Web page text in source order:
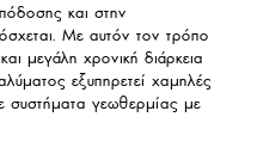
και στην
Με αυτόν τον τρόπο
μεγάλη χρονική διάρκεια
εξυπηρετεί χαμηλές
γεωθερμίας με